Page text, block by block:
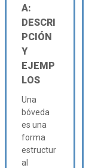
A:
DESCRI
PCIÓN
Y
EJEMP
LOS
Una
bóveda
es una
forma
estructur
al